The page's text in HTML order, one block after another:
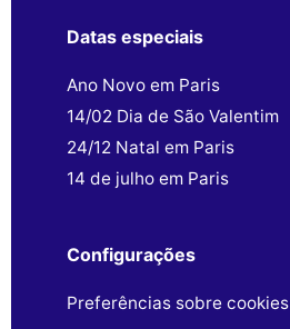
Datas especiais
Ano Novo em Paris
14/02 Dia de São Valentim
24/12 Natal em Paris
14 de julho em Paris
Configurações
Preferências sobre cookies